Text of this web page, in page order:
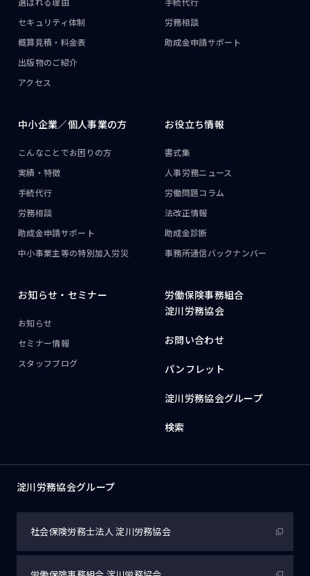
セキュリティ体制
概算見積・料金表
出版物のご紹介
アクセス
労務相談
助成金申請サポート
中小企業／個人事業の方
こんなことでお困りの方
実績・特徴
手続代行
労務相談
助成金申請サポート
中小事業主等の特別加入労災
お役立ち情報
書式集
人事労務ニュース
労働問題コラム
法改正情報
助成金診断
事務所通信バックナンバー
お知らせ・ セミナー
お知らせ
セミナー情報
スタッフブログ
労働保険事務組合
淀川労務協会
お問い合わせ
パンフレット
淀川労務協会グループ
検索
淀川労務協会グループ
社会保険労務士法人淀川労務協会